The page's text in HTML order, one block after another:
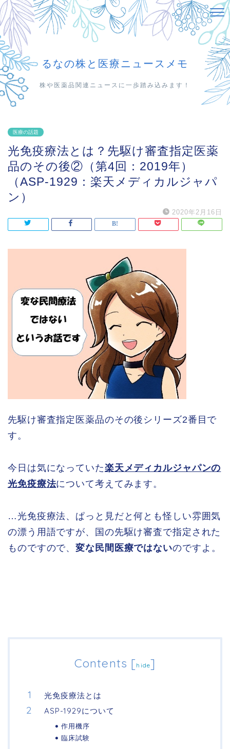
るなの株と医療ニュースメモ
株や医薬品関連ニュースに一歩踏み込みます！
医療の話題
光免疫療法とは？先駆け審査指定医薬
品のその後②（第4回：2019年）
（ASP-1929：楽天メディカルジャパ
ン）
2020年2月16日
先駆け審査指定医薬品のその後シリーズ2番目で
す。
今日は気になっていた楽天メディカルジャパンの
光免疫療法について考えてみます。
…光免疫療法、ぱっと見だと何とも怪しい雰囲気
の漂う用語ですが、国の先駆け審査で指定された
ものですので、変な民間医療ではないのですよ。
Contents [hide]
光免疫療法とは
ASP-1929について
作用機序
臨床試験